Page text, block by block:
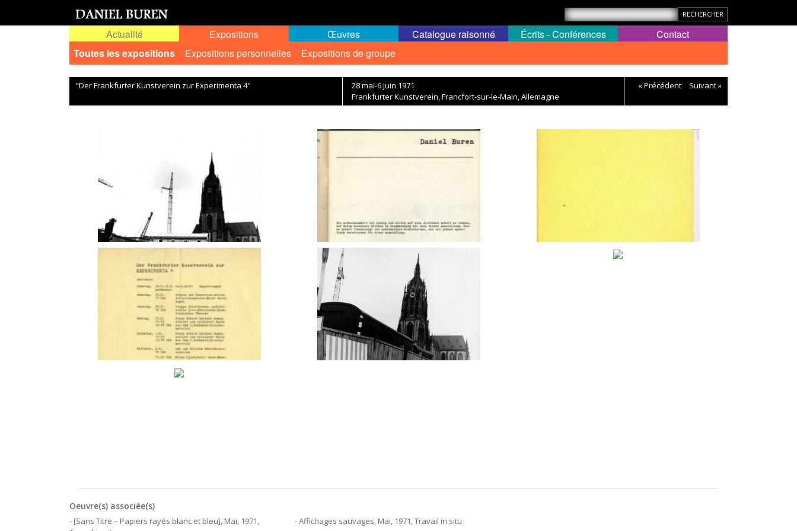
Actualité
Expositions
Toutes les expositions
Expositions personnelles Expositions de groupe
Œuvres Catalogue raisonné Écrits - Conférences Contact
"Der Frankfurter Kunstverein zur Experimenta 4"
28 mai-6 juin 1971
Frankfurter Kunstverein, Francfort-sur-le-Main, Allemagne
« Précédent Suivant »
Oeuvre(s) associée(s)
- [Sans Titre – Papiers rayés blanc et bleu], Mai, 1971,
- Affichages sauvages, Mai, 1971, Travail in situ